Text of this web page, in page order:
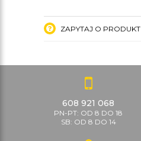
ZAPYTAJ O PRODUKT
608 921 068
PN-PT: OD 8 DO 18
SB: OD 8 DO 14